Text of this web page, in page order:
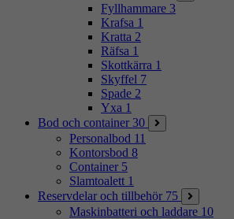
Fyllhammare 3
Krafsa 1
Kratta 2
Räfsa 1
Skottkärra 1
Skyffel 7
Spade 2
Yxa 1
Bod och container 30
Personalbod 11
Kontorsbod 8
Container 5
Slamtoalett 1
Reservdelar och tillbehör 75
Maskinbatteri och laddare 10